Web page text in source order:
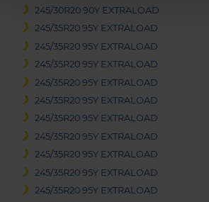
245/30R20 90Y EXTRALOAD
245/35R20 95Y EXTRALOAD
245/35R20 95Y EXTRALOAD
245/35R20 95Y EXTRALOAD
245/35R20 95Y EXTRALOAD
245/35R20 95Y EXTRALOAD
245/35R20 95Y EXTRALOAD
245/35R20 95Y EXTRALOAD
245/35R20 95Y EXTRALOAD
245/35R20 95Y EXTRALOAD
245/35R20 95Y EXTRALOAD